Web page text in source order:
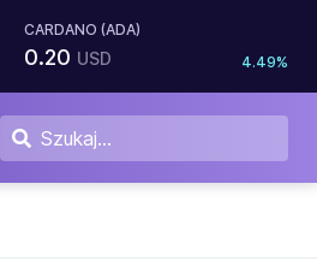
CARDANO (ADA)
0.20 USD 4.49%